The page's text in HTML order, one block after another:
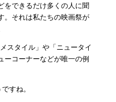
をできるだけ多くの人に聞
。それは私たちの映画祭が
スタイル」や「ニュータイ
ーコーナーなどが唯一の例
すね。